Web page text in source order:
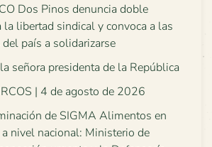
Dos Pinos denuncia doble
la libertad sindical y convoca a las
país a solidarizarse
señora presidenta de la República
| 4 de agosto de 2026
de SIGMA Alimentos en
a nivel nacional: Ministerio de